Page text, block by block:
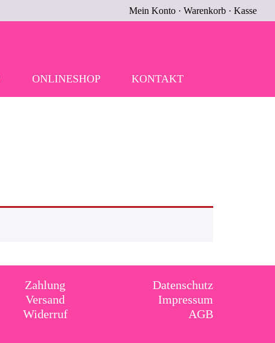
Mein Konto · Warenkorb · Kasse
ONLINESHOP KONTAKT
Zahlung
Versand
Widerruf
Datenschutz
Impressum
AGB